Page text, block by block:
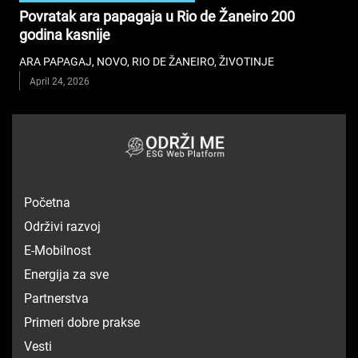
Povratak ara papagaja u Rio de Žaneiro 200
godina kasnije
ARA PAPAGAJ, NOVO, RIO DE ŽANEIRO,ŽIVOTINJE
April 24, 2026
Početna
Održivi razvoj
E-Mobilnost
Energija za sve
Partnerstva
Primeri dobre prakse
Vesti